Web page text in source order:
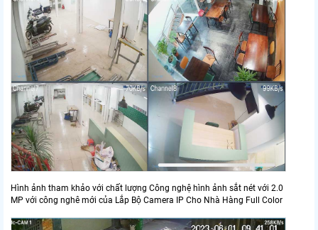
Hình ảnh tham khảo với chất lượng Công nghệ hình ảnh sắt nét với 2.0
MP với công nghê mới của Lắp Bộ Camera IP Cho Nhà Hàng Full Color